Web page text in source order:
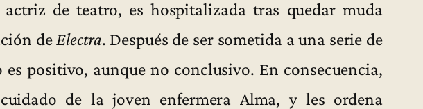
actriz de teatro, es hospitalizada tras quedar muda
de Electra. Después de ser sometida a una serie de
es positivo, aunque no conclusivo. En consecuencia,
de la joven enfermera Alma, y les ordena